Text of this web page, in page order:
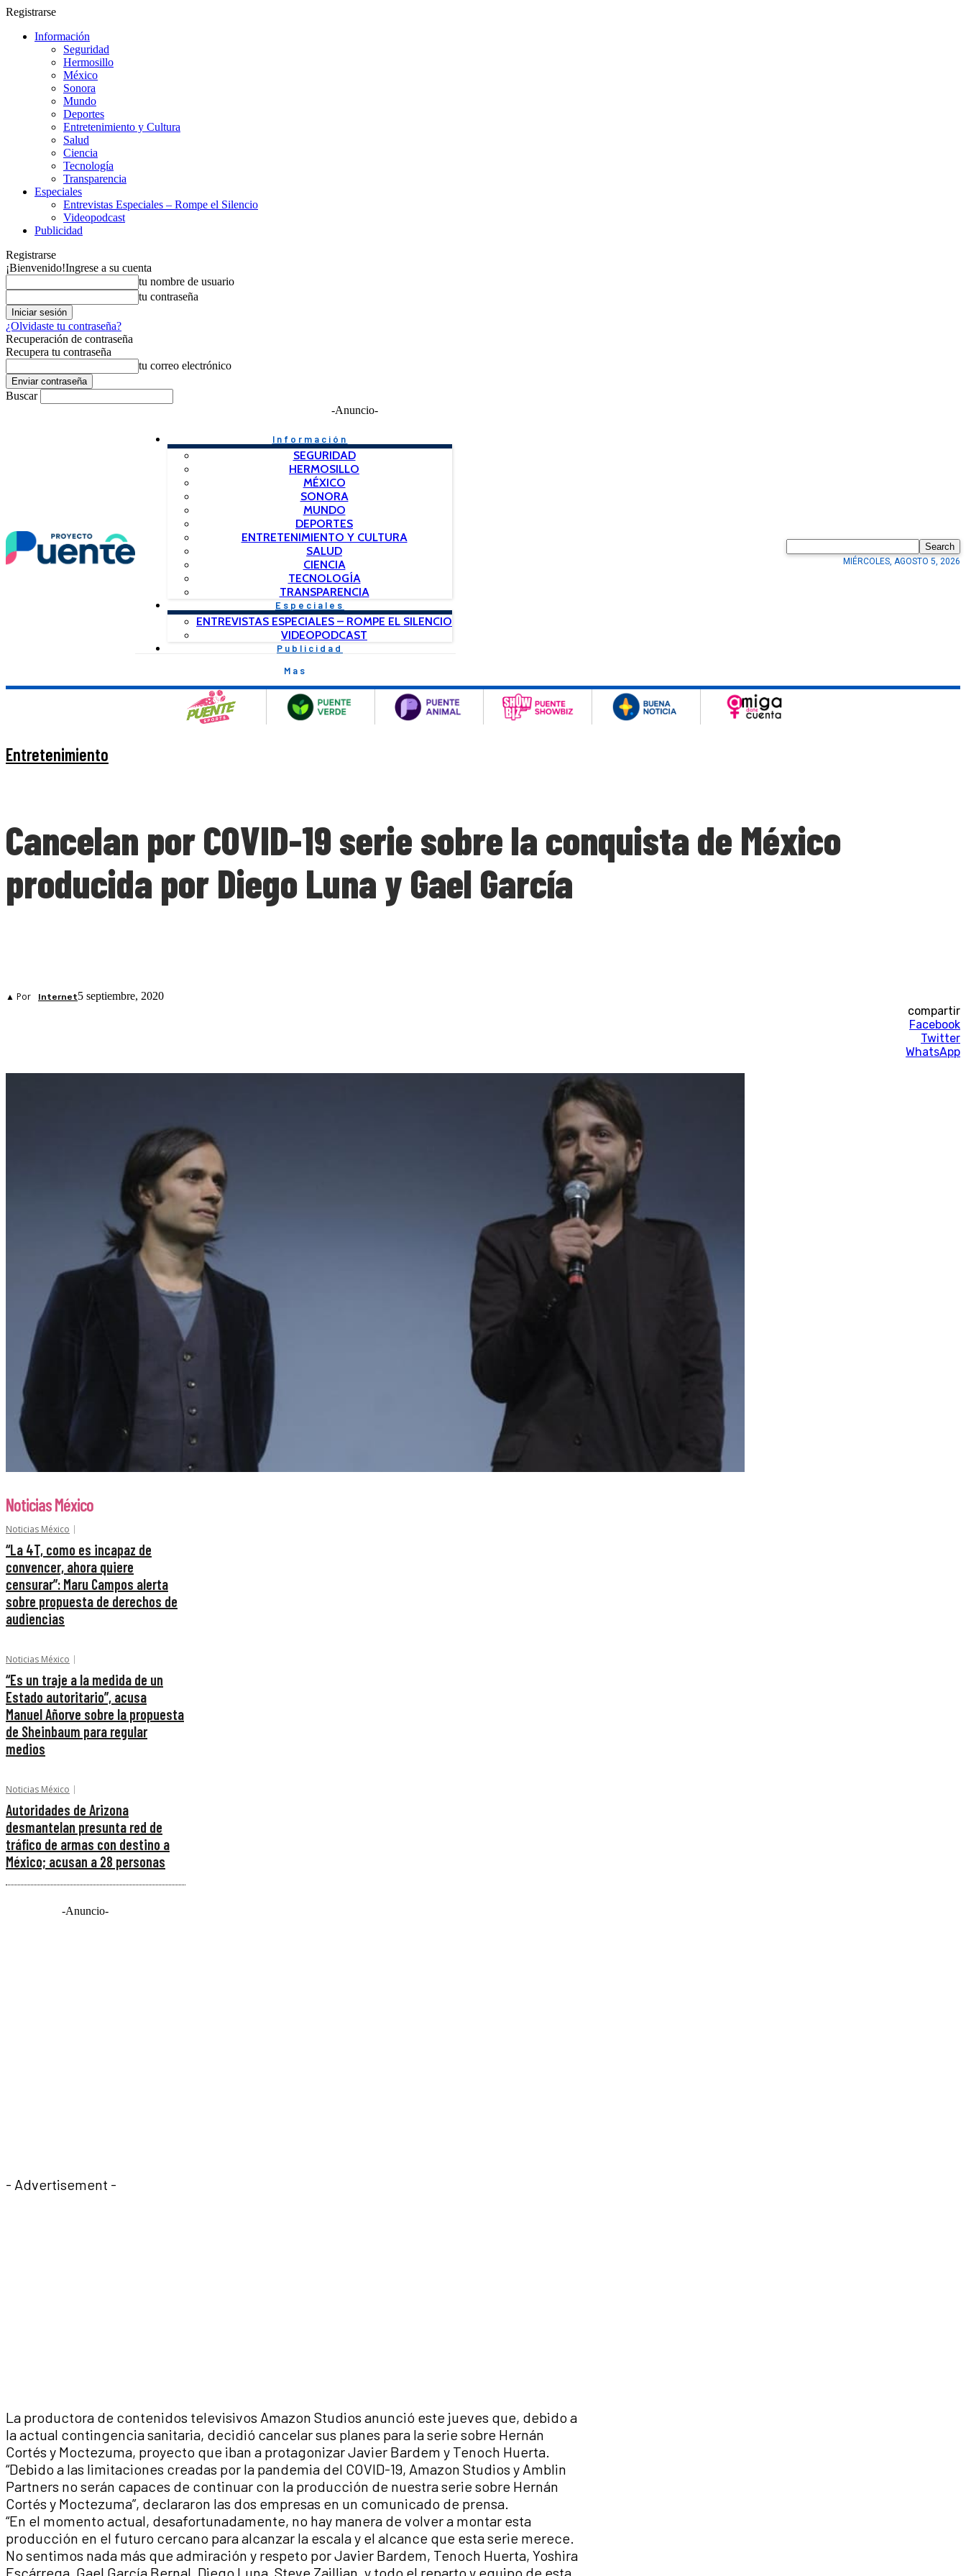
Registrarse
Información
Seguridad
Hermosillo
México
Sonora
Mundo
Deportes
Entretenimiento y Cultura
Salud
Ciencia
Tecnología
Transparencia
Especiales
Entrevistas Especiales – Rompe el Silencio
Videopodcast
Publicidad
Registrarse
¡Bienvenido!Ingrese a su cuenta
tu nombre de usuario
tu contraseña
¿Olvidaste tu contraseña?
Recuperación de contraseña
Recupera tu contraseña
tu correo electrónico
Buscar
-Anuncio-
Información
SEGURIDAD
HERMOSILLO
MÉXICO
SONORA
MUNDO
DEPORTES
ENTRETENIMIENTO Y CULTURA
SALUD
CIENCIA
TECNOLOGÍA
TRANSPARENCIA
Especiales
ENTREVISTAS ESPECIALES – ROMPE EL SILENCIO
VIDEOPODCAST
Publicidad
Mas
Search
MIÉRCOLES, AGOSTO 5, 2026
Entretenimiento
Cancelan por COVID-19 serie sobre la conquista de México
producida por Diego Luna y Gael García
▲ Por Internet5 septiembre, 2020
compartir
Facebook
Twitter
WhatsApp
Noticias México
Noticias México
“La 4T, como es incapaz de
convencer, ahora quiere
censurar”: Maru Campos alerta
sobre propuesta de derechos de
audiencias
Noticias México
“Es un traje a la medida de un
Estado autoritario”, acusa
Manuel Añorve sobre la propuesta
de Sheinbaum para regular
medios
Noticias México
Autoridades de Arizona
desmantelan presunta red de
tráfico de armas con destino a
México; acusan a 28 personas
-Anuncio-
- Advertisement -
La productora de contenidos televisivos Amazon Studios anunció este jueves que, debido a
la actual contingencia sanitaria, decidió cancelar sus planes para la serie sobre Hernán
Cortés y Moctezuma, proyecto que iban a protagonizar Javier Bardem y Tenoch Huerta.
“Debido a las limitaciones creadas por la pandemia del COVID-19, Amazon Studios y Amblin
Partners no serán capaces de continuar con la producción de nuestra serie sobre Hernán
Cortés y Moctezuma”, declararon las dos empresas en un comunicado de prensa.
“En el momento actual, desafortunadamente, no hay manera de volver a montar esta
producción en el futuro cercano para alcanzar la escala y el alcance que esta serie merece.
No sentimos nada más que admiración y respeto por Javier Bardem, Tenoch Huerta, Yoshira
Escárrega, Gael García Bernal, Diego Luna, Steve Zaillian, y todo el reparto y equipo de esta